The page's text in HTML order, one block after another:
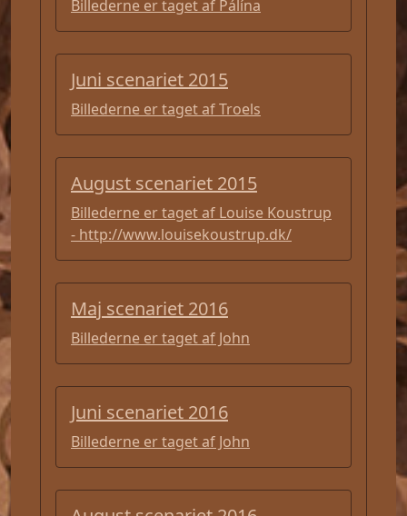
Billederne er taget af Pálína
Juni scenariet 2015
Billederne er taget af Troels
August scenariet 2015
Billederne er taget af Louise Koustrup
- http://www.louisekoustrup.dk/
Maj scenariet 2016
Billederne er taget af John
Juni scenariet 2016
Billederne er taget af John